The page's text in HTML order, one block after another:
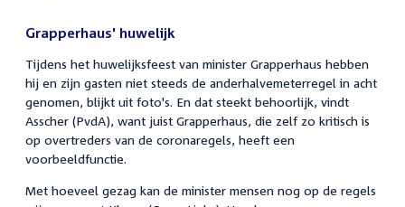
Grapperhaus' huwelijk
Tijdens het huwelijksfeest van minister Grapperhaus hebben
hij en zijn gasten niet steeds de anderhalvemeterregel in acht
genomen, blijkt uit foto's. En dat steekt behoorlijk, vindt
Asscher (PvdA), want juist Grapperhaus, die zelf zo kritisch is
op overtreders van de coronaregels, heeft een
voorbeeldfunctie.
Met hoeveel gezag kan de minister mensen nog op de regels